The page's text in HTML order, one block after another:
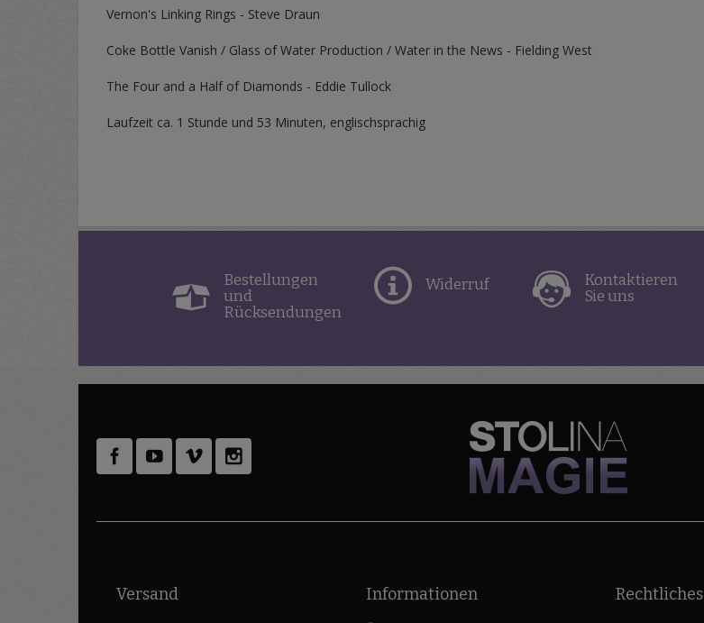
Vernon's Linking Rings - Steve Draun
Coke Bottle Vanish / Glass of Water Production / Water in the News - Fielding West
The Four and a Half of Diamonds - Eddie Tullock
Laufzeit ca. 1 Stunde und 53 Minuten, englischsprachig
Bestellungen
und
Rücksendungen
Widerruf
Kontaktieren
Sie uns
Versand Informationen Rechtliches